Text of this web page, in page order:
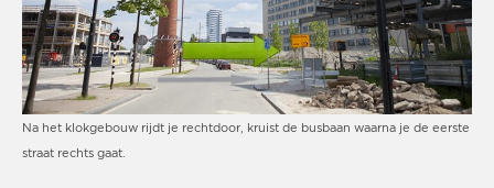
Na het klokgebouw rijdt je rechtdoor, kruist de busbaan waarna je de eerste
straat rechts gaat.